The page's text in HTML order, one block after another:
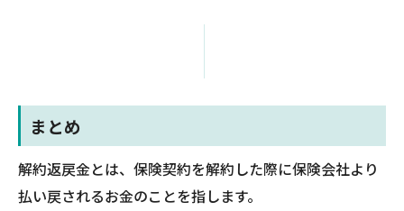
まとめ
解約返戻金とは、保険契約を解約した際に保険会社より
払い戻されるお金のことを指します。